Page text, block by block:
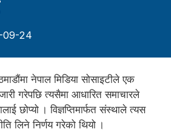
09-24
नेपाल मिडिया सोसाइटीले एक
गरेपछि त्यसैमा आधारित समाचारले
छोप्यो । विज्ञप्तिमार्फत संस्थाले त्यस
लिने निर्णय गरेको थियो ।